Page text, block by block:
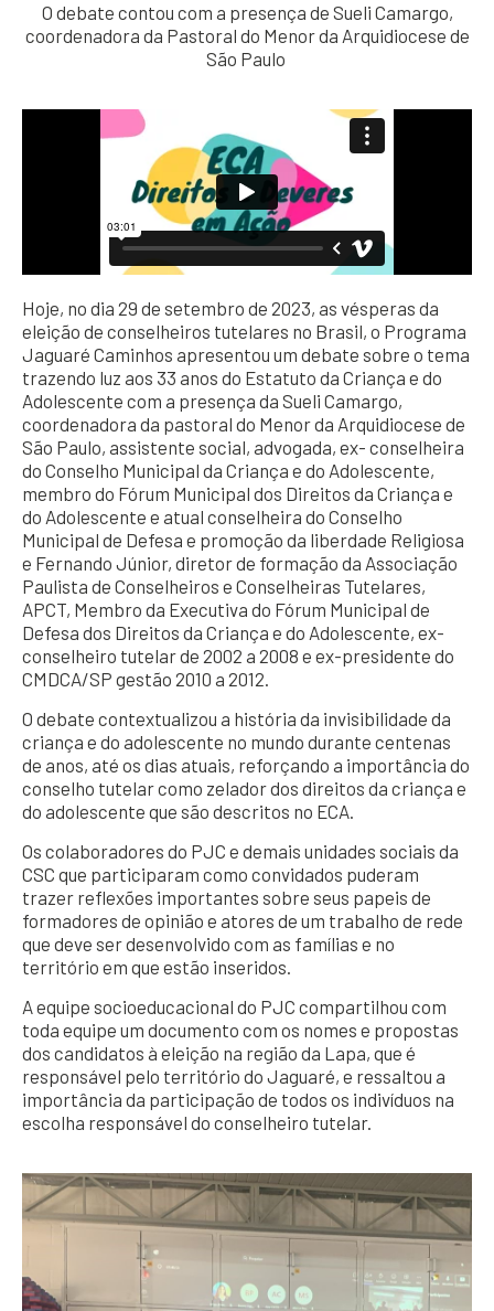
O debate contou com a presença de Sueli Camargo,
coordenadora da Pastoral do Menor da Arquidiocese de
São Paulo
Hoje, no dia 29 de setembro de 2023, as vésperas da
eleição de conselheiros tutelares no Brasil, o Programa
Jaguaré Caminhos apresentou um debate sobre o tema
trazendo luz aos 33 anos do Estatuto da Criança e do
Adolescente com a presença da Sueli Camargo,
coordenadora da pastoral do Menor da Arquidiocese de
São Paulo, assistente social, advogada, ex- conselheira
do Conselho Municipal da Criança e do Adolescente,
membro do Fórum Municipal dos Direitos da Criança e
do Adolescente e atual conselheira do Conselho
Municipal de Defesa e promoção da liberdade Religiosa
e Fernando Júnior, diretor de formação da Associação
Paulista de Conselheiros e Conselheiras Tutelares,
APCT, Membro da Executiva do Fórum Municipal de
Defesa dos Direitos da Criança e do Adolescente, ex-
conselheiro tutelar de 2002 a 2008 e ex-presidente do
CMDCA/SP gestão 2010 a 2012.
O debate contextualizou a história da invisibilidade da
criança e do adolescente no mundo durante centenas
de anos, até os dias atuais, reforçando a importância do
conselho tutelar como zelador dos direitos da criança e
do adolescente que são descritos no ECA.
Os colaboradores do PJC e demais unidades sociais da
CSC que participaram como convidados puderam
trazer reflexões importantes sobre seus papeis de
formadores de opinião e atores de um trabalho de rede
que deve ser desenvolvido com as famílias e no
território em que estão inseridos.
A equipe socioeducacional do PJC compartilhou com
toda equipe um documento com os nomes e propostas
dos candidatos à eleição na região da Lapa, que é
responsável pelo território do Jaguaré, e ressaltou a
importância da participação de todos os indivíduos na
escolha responsável do conselheiro tutelar.